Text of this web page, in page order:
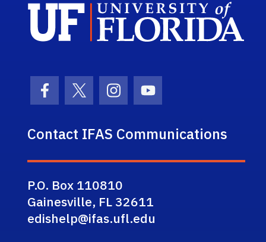
Facebook Icon
Twitter IconInstagram Icon
Youtube Icon
Contact IFAS Communications
P.O. Box 110810
Gainesville, FL 32611
edishelp@ifas.ufl.edu